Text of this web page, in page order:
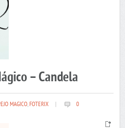
– Candela
MAGICO,FOTERIX 0